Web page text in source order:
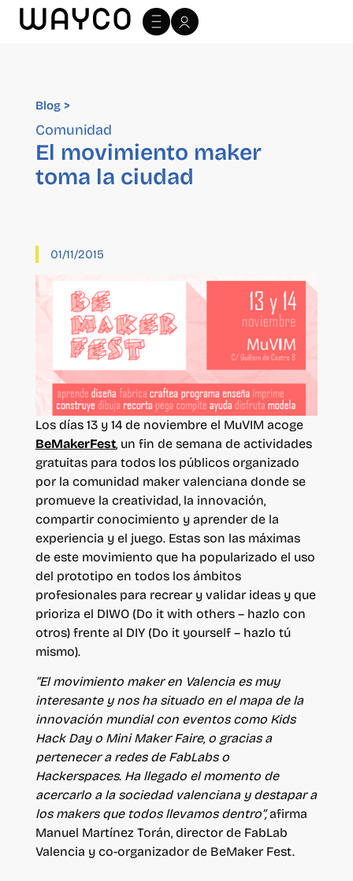
Blog >
Comunidad
El movimiento maker
toma la ciudad
01/11/2015
Los días 13 y 14 de noviembre el MuVIM acoge
BeMakerFest, un fin de semana de actividades
gratuitas para todos los públicos organizado
por la comunidad maker valenciana donde se
promueve la creatividad, la innovación,
compartir conocimiento y aprender de la
experiencia y el juego.Estas son las máximas
de este movimiento que ha popularizado el uso
del prototipo en todos los ámbitos
profesionales para recrear y validar ideas y que
prioriza el DIWO (Do it with others – hazlo con
otros) frente al DIY (Do it yourself – hazlo tú
mismo).
“El movimiento maker en Valencia es muy
interesante y nos ha situado en el mapa de la
innovación mundial con eventos como Kids
Hack Day o Mini Maker Faire, o gracias a
pertenecer a redes de FabLabs o
Hackerspaces. Ha llegado el momento de
acercarlo a la sociedad valenciana y destapar a
los makers que todos llevamos dentro”,afirma
Manuel Martínez Torán, director de FabLab
Valencia y co-organizador de BeMaker Fest.